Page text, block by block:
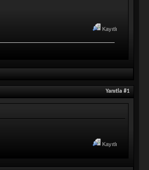
Kayıtlı
Yanıtla #1
Kayıtlı